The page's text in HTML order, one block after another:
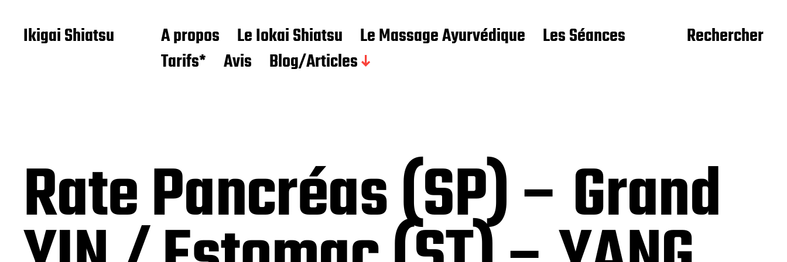
Ikigai Shiatsu A propos Le Iokai Shiatsu Le Massage Ayurvédique
Les Séances
Tarifs*
Avis Blog/Articles
Rechercher
Rate Pancréas (SP) – Grand